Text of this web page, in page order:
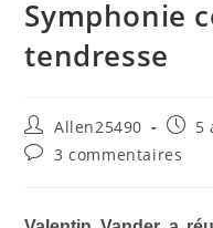
Symphonie
tendresse
Auteur/autrice
de
la
Allen25490 5
Commentaires
publication :
3 commentaires